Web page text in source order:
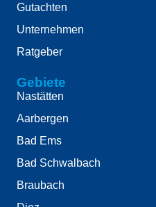
Gutachten
Unternehmen
Ratgeber
Gebiete
Nastätten
Aarbergen
Bad Ems
Bad Schwalbach
Braubach